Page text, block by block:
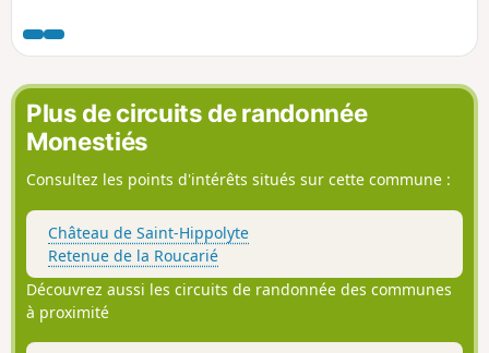
Plus de circuits de randonnée
Monestiés
Consultez les points d'intérêts situés sur cette commune :
Château de Saint-Hippolyte
Retenue de la Roucarié
Découvrez aussi les circuits de randonnée des communes
à proximité